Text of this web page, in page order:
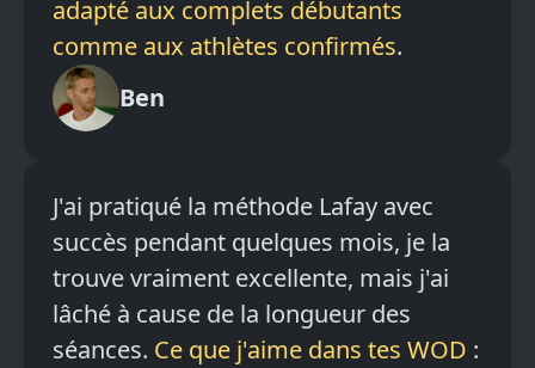
adapté aux complets débutants
comme aux athlètes confirmés.
Ben
J'ai pratiqué la méthode Lafay avec
succès pendant quelques mois, je la
trouve vraiment excellente, mais j'ai
lâché à cause de la longueur des
séances. Ce que j'aime dans tes WOD :